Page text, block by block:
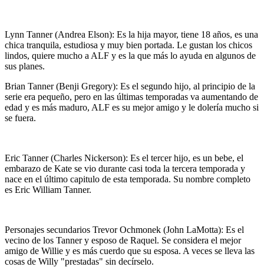
Lynn Tanner (Andrea Elson): Es la hija mayor, tiene 18 años, es una
chica tranquila, estudiosa y muy bien portada. Le gustan los chicos
lindos, quiere mucho a ALF y es la que más lo ayuda en algunos de
sus planes.
Brian Tanner (Benji Gregory): Es el segundo hijo, al principio de la
serie era pequeño, pero en las últimas temporadas va aumentando de
edad y es más maduro, ALF es su mejor amigo y le dolería mucho si
se fuera.
Eric Tanner (Charles Nickerson): Es el tercer hijo, es un bebe, el
embarazo de Kate se vio durante casi toda la tercera temporada y
nace en el último capitulo de esta temporada. Su nombre completo
es Eric William Tanner.
Personajes secundarios Trevor Ochmonek (John LaMotta): Es el
vecino de los Tanner y esposo de Raquel. Se considera el mejor
amigo de Willie y es más cuerdo que su esposa. A veces se lleva las
cosas de Willy "prestadas" sin decírselo.